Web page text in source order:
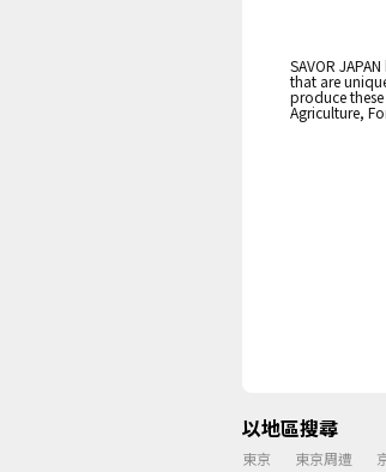
SAVOR
that are
produce
Agriculture,
以地區搜尋
東京 東京周遭